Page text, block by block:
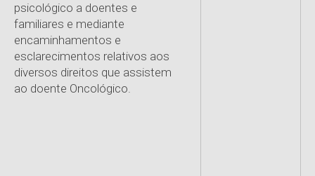
psicológico a doentes e
familiares e mediante
encaminhamentos e
esclarecimentos relativos aos
diversos direitos que assistem
ao doente Oncológico.